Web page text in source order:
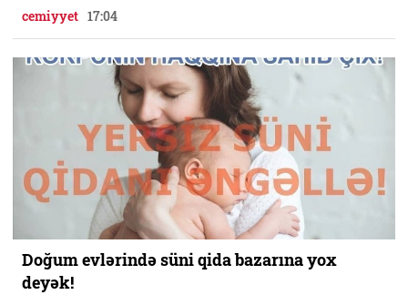
cemiyyet 17:04
Doğum evlərində süni qida bazarına yox
deyək!